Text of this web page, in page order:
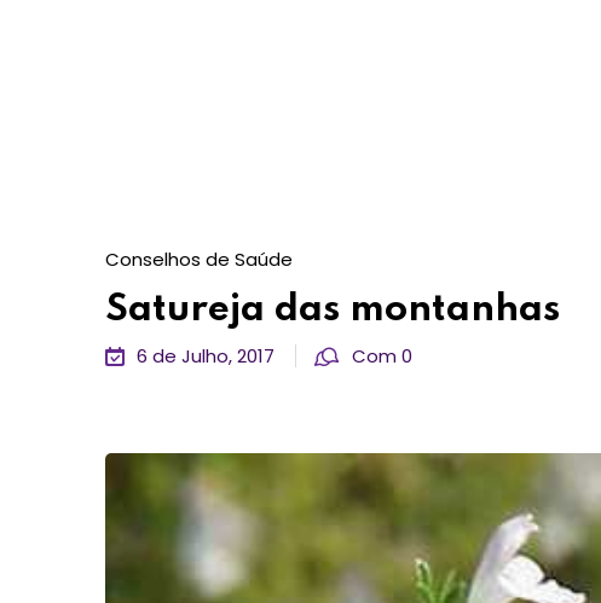
Conselhos de Saúde
Satureja das montanhas
6 de Julho, 2017 Com 0